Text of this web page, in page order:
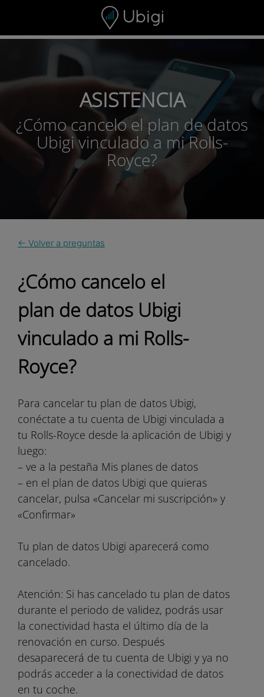
ASISTENCIA
¿Cómo cancelo el plan de datos
Ubigi vinculado a mi Rolls-
Royce?
← Volver a preguntas
¿Cómo cancelo el
plan de datos Ubigi
vinculado a mi Rolls-
Royce?
Para cancelar tu plan de datos Ubigi,
conéctate a tu cuenta de Ubigi vinculada a
tu Rolls-Royce desde la aplicación de Ubigi y
luego:
– ve a la pestaña Mis planes de datos
– en el plan de datos Ubigi que quieras
cancelar, pulsa «Cancelar mi suscripción» y
«Confirmar»
Tu plan de datos Ubigi aparecerá como
cancelado.
Atención: Si has cancelado tu plan de datos
durante el periodo de validez, podrás usar
la conectividad hasta el último día de la
renovación en curso. Después
desaparecerá de tu cuenta de Ubigi y ya no
podrás acceder a la conectividad de datos
en tu coche.